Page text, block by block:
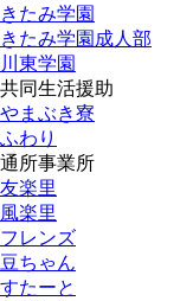
きたみ学園
きたみ学園成人部
川東学園
共同生活援助
やまぶき寮
ふわり
通所事業所
友楽里
風楽里
フレンズ
豆ちゃん
すたーと